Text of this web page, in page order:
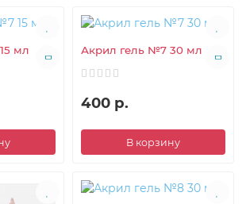
мл Акрил гель №7 30 мл
400 р.
В корзину